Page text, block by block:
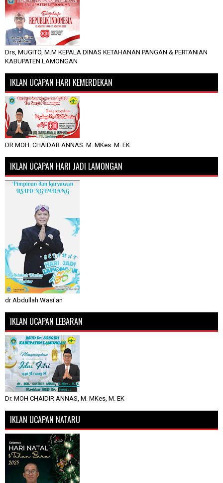
Drs, MUGITO, M.M KEPALA DINAS KETAHANAN PANGAN & PERTANIAN
KABUPATEN LAMONGAN
IKLAN UCAPAN HARI KEMERDEKAN
DR MOH. CHAIDAR ANNAS. M. MKes. M. EK
IKLAN UCAPAN HARI JADI LAMONGAN
dr Abdullah Wasi'an
IKLAN UCAPAN LEBARAN
Dr. MOH CHAIDIR ANNAS, M. MKes, M. EK
IKLAN UCAPAN NATARU